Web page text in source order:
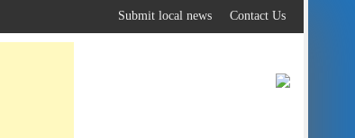
to
content
Contact Us
Submit local news